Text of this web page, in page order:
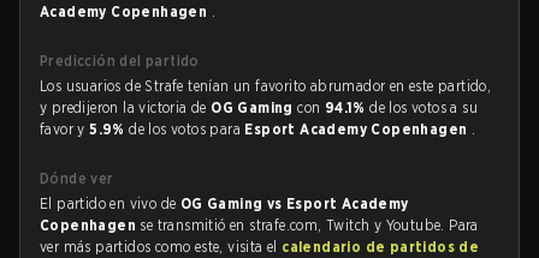
Academy Copenhagen .
Predicción del partido
Los usuarios de Strafe tenían un favorito abrumador en este partido,
y predijeron la victoria de OG Gamingcon 94.1%de los votos a su
favor y5.9%de los votos para Esport Academy Copenhagen .
Dónde ver
El partido en vivo de OG Gaming vs Esport Academy
Copenhagen se transmitió en strafe.com, Twitch y Youtube. Para
ver más partidos como este, visita el calendario de partidos de